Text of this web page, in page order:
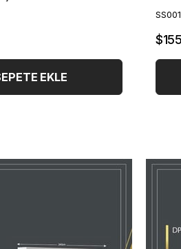
EKLE
SS001